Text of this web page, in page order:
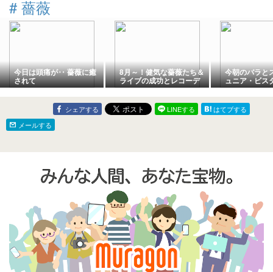
# 薔薇
今日は頭痛が‥ 薔薇に癒
されて
8月～！健気な薔薇たち＆
ライブの成功とレコーデ
ィングと告知。
今朝のバラと
ュニア・ビス
シェアする LINEする
はてブする
メールする